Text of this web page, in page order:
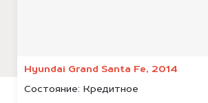
Hyundai Grand Santa Fe, 2014
Состояние: Кредитное